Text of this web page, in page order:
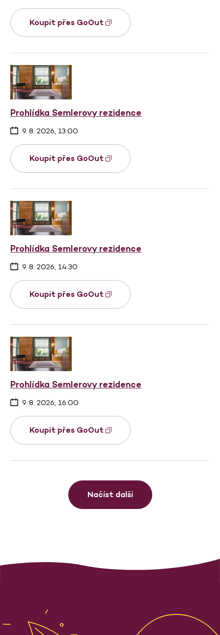
Koupit přes GoOut
Prohlídka Semlerovy rezidence
9. 8. 2026, 13:00
Koupit přes GoOut
Prohlídka Semlerovy rezidence
9. 8. 2026, 14:30
Koupit přes GoOut
Prohlídka Semlerovy rezidence
9. 8. 2026, 16:00
Koupit přes GoOut
Načíst další